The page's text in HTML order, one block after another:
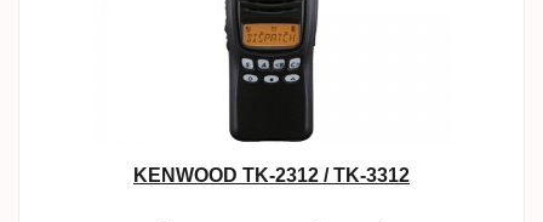
KENWOOD TK-2312 / TK-3312